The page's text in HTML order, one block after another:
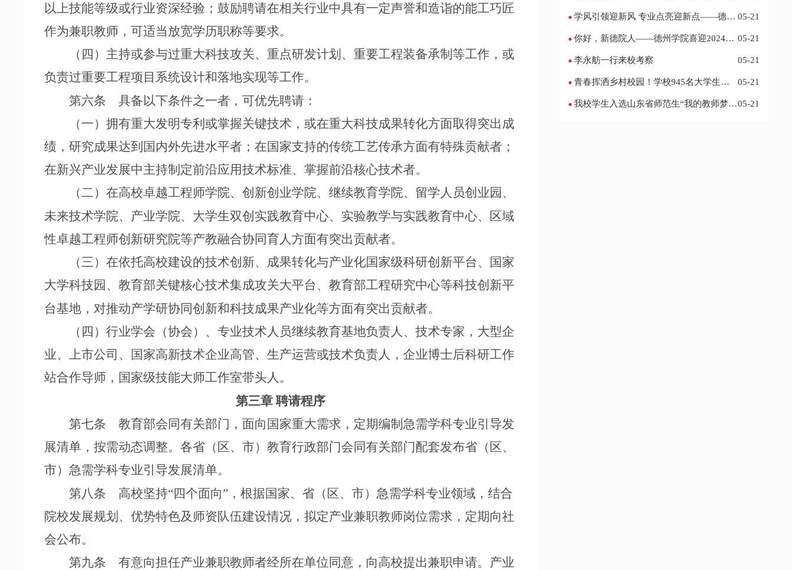
以上技能等级或行业资深经验；鼓励聘请在相关行业中具有一定声誉和造诣的能工巧匠
作为兼职教师，可适当放宽学历职称等要求。
（四）主持或参与过重大科技攻关、重点研发计划、重要工程装备承制等工作，或
负责过重要工程项目系统设计和落地实现等工作。
第六条 具备以下条件之一者，可优先聘请：
（一）拥有重大发明专利或掌握关键技术，或在重大科技成果转化方面取得突出成
绩，研究成果达到国内外先进水平者；在国家支持的传统工艺传承方面有特殊贡献者；
在新兴产业发展中主持制定前沿应用技术标准、掌握前沿核心技术者。
（二）在高校卓越工程师学院、创新创业学院、继续教育学院、留学人员创业园、
未来技术学院、产业学院、大学生双创实践教育中心、实验教学与实践教育中心、区域
性卓越工程师创新研究院等产教融合协同育人方面有突出贡献者。
（三）在依托高校建设的技术创新、成果转化与产业化国家级科研创新平台、国家
大学科技园、教育部关键核心技术集成攻关大平台、教育部工程研究中心等科技创新平
台基地，对推动产学研协同创新和科技成果产业化等方面有突出贡献者。
（四）行业学会（协会）、专业技术人员继续教育基地负责人、技术专家，大型企
业、上市公司、国家高新技术企业高管、生产运营或技术负责人，企业博士后科研工作
站合作导师，国家级技能大师工作室带头人。
第三章 聘请程序
第七条 教育部会同有关部门，面向国家重大需求，定期编制急需学科专业引导发
展清单，按需动态调整。各省（区、市）教育行政部门会同有关部门配套发布省（区、
市）急需学科专业引导发展清单。
第八条 高校坚持“四个面向”，根据国家、省（区、市）急需学科专业领域，结合
院校发展规划、优势特色及师资队伍建设情况，拟定产业兼职教师岗位需求，定期向社
会公布。
第九条 有意向担任产业兼职教师者经所在单位同意，向高校提出兼职申请。产业
学风引领迎新风 专业点亮迎新点——德州
05-21
你好，新德院人——德州学院喜迎2024级
05-21
李永舫一行来校考察 05-21
青春挥洒乡村校园！学校945名大学生赴
05-21
我校学生入选山东省师范生“我的教师梦”
05-21